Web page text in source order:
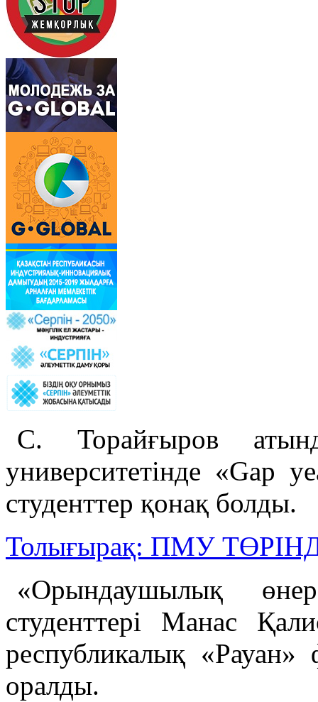
С. Торайғыров
университетінде «Gap
студенттер қонақ болды.
Толығырақ: ПМУ
«Орындаушылық
студенттері Манас
республикалық «Рауан»
оралды.